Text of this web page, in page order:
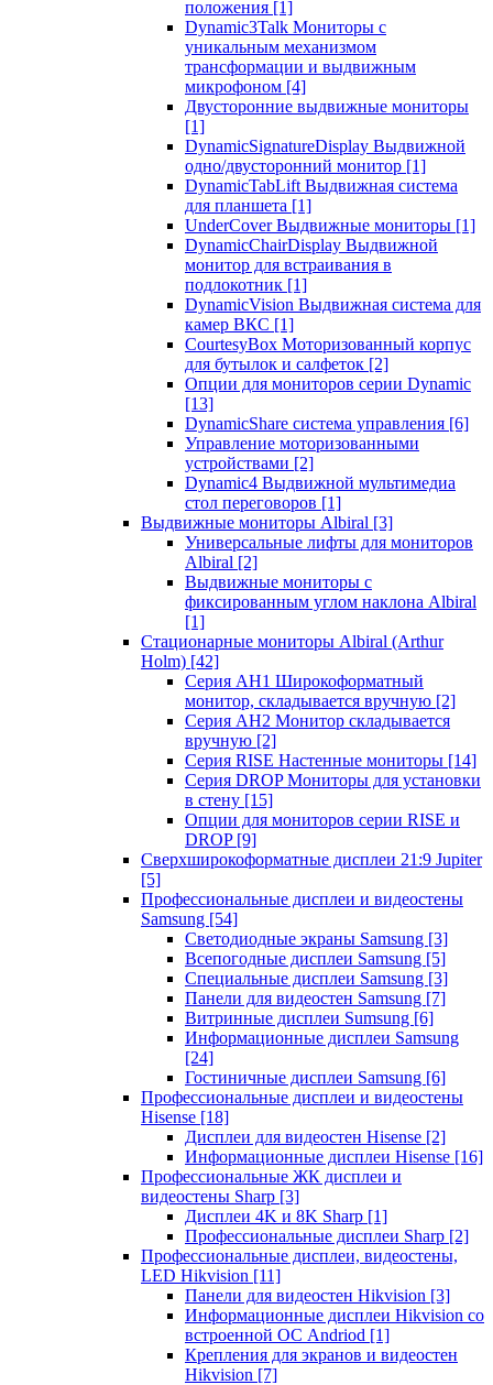
положения [1]
Dynamic3Talk Мониторы с
уникальным механизмом
трансформации и выдвижным
микрофоном [4]
Двусторонние выдвижные мониторы
[1]
DynamicSignatureDisplay Выдвижной
одно/двусторонний монитор [1]
DynamicTabLift Выдвижная система
для планшета [1]
UnderCover Выдвижные мониторы [1]
DynamicChairDisplay Выдвижной
монитор для встраивания в
подлокотник [1]
DynamicVision Выдвижная система для
камер ВКС [1]
CourtesyBox Моторизованный корпус
для бутылок и салфеток [2]
Опции для мониторов серии Dynamic
[13]
DynamicShare система управления [6]
Управление моторизованными
устройствами [2]
Dynamic4 Выдвижной мультимедиа
стол переговоров [1]
Выдвижные мониторы Albiral [3]
Универсальные лифты для мониторов
Albiral [2]
Выдвижные мониторы с
фиксированным углом наклона Albiral
[1]
Стационарные мониторы Albiral (Arthur
Holm) [42]
Серия AH1 Широкоформатный
монитор, складывается вручную [2]
Серия AH2 Монитор складывается
вручную [2]
Серия RISE Настенные мониторы [14]
Серия DROP Мониторы для установки
в стену [15]
Опции для мониторов серии RISE и
DROP [9]
Сверхширокоформатные дисплеи 21:9 Jupiter
[5]
Профессиональные дисплеи и видеостены
Samsung [54]
Светодиодные экраны Samsung [3]
Всепогодные дисплеи Samsung [5]
Специальные дисплеи Samsung [3]
Панели для видеостен Samsung [7]
Витринные дисплеи Sumsung [6]
Информационные дисплеи Samsung
[24]
Гостиничные дисплеи Samsung [6]
Профессиональные дисплеи и видеостены
Hisense [18]
Дисплеи для видеостен Hisense [2]
Информационные дисплеи Hisense [16]
Профессиональные ЖК дисплеи и
видеостены Sharp [3]
Дисплеи 4K и 8K Sharp [1]
Профессиональные дисплеи Sharp [2]
Профессиональные дисплеи, видеостены,
LED Hikvision [11]
Панели для видеостен Hikvision [3]
Информационные дисплеи Hikvision со
встроенной ОС Andriod [1]
Крепления для экранов и видеостен
Hikvision [7]